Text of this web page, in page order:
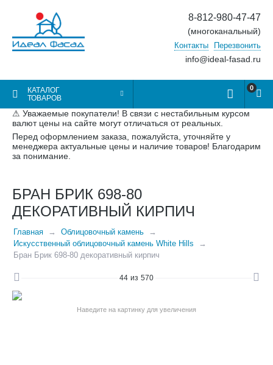
8-812-980-47-47
(многоканальный)
Контакты Перезвонить
info@ideal-fasad.ru
КАТАЛОГ
ТОВАРОВ
0
⚠ Уважаемые покупатели! В связи с нестабильным курсом
валют цены на сайте могут отличаться от реальных.
Перед оформлением заказа, пожалуйста, уточняйте у
менеджера актуальные цены и наличие товаров! Благодарим
за понимание.
БРАН БРИК 698-80
ДЕКОРАТИВНЫЙ КИРПИЧ
Главная
Облицовочный камень
Искусственный облицовочный камень White Hills
Бран Брик 698-80 декоративный кирпич
44 из 570
Наведите на картинку для увеличения